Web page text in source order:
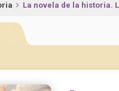
La novela de la historia.